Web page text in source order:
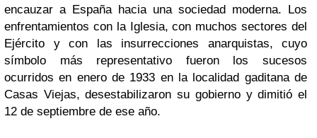
encauzar a España hacia una sociedad moderna. Los
enfrentamientos con la Iglesia, con muchos sectores del
Ejército y con las insurrecciones anarquistas, cuyo
símbolo más representativo fueron los sucesos
ocurridos en enero de 1933 en la localidad gaditana de
Casas Viejas, desestabilizaron su gobierno y dimitió el
12 de septiembre de ese año.